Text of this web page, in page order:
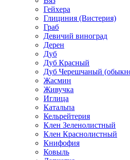
Гейхера
Глициния (Вистерия)
Граб
Девичий виноград
Дерен
Дуб
Дуб Красный
Дуб Черешчаный
Жасмин
Живучка
Иглица
Катальпа
Кельрейтерия
Клен Зеленолистный
Клен Краснолистный
Книфофия
Ковыль